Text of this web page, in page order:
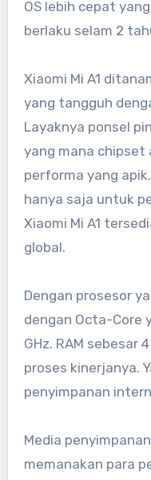
OS lebih cepat
berlaku selam 2
Xiaomi Mi A1
yang tangguh
Layaknya ponsel
yang mana chipset
performa yang
hanya saja untuk
Xiaomi Mi A1
global.
Dengan prosesor
dengan Octa-Core
GHz. RAM sebesar
proses kinerjanya.
penyimpanan
Media
memanakan para